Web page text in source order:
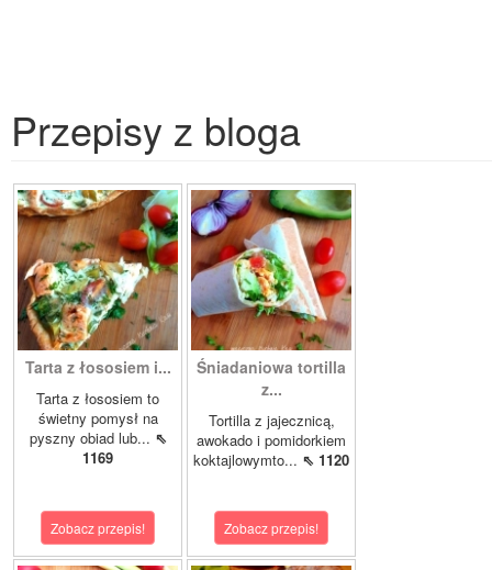
Przepisy z bloga
Tarta z łososiem i...
Tarta z łososiem to
świetny pomysł na
pyszny obiad lub... ⇖
1169
Zobacz przepis!
Śniadaniowa tortilla
z...
Tortilla z jajecznicą,
awokado i pomidorkiem
koktajlowymto... ⇖ 1120
Zobacz przepis!